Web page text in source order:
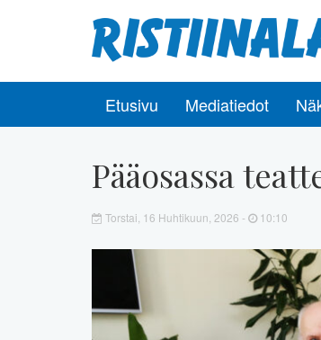
Etusivu Mediatiedot
Pääosassa
Torstai, 16 Huhtikuun, 2026 - 10:10